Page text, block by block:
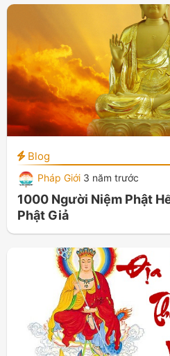
Blog
Pháp Giới 3 năm trước
1000 Người Niệm Phật
Phật Giả